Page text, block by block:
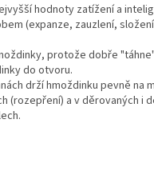
hodnoty zatížení a
(expanze, zauzlení,
protože dobře
do otvoru.
drží hmoždinku pevně na
(rozepření) a v děrovaných i